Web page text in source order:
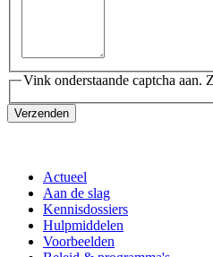
Vink onderstaande captcha aan.
Verzenden
Actueel
Aan de slag
Kennisdossiers
Hulpmiddelen
Voorbeelden